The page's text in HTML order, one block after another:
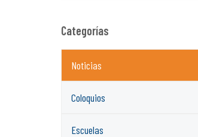
Categorías
Noticias
Coloquios
Escuelas